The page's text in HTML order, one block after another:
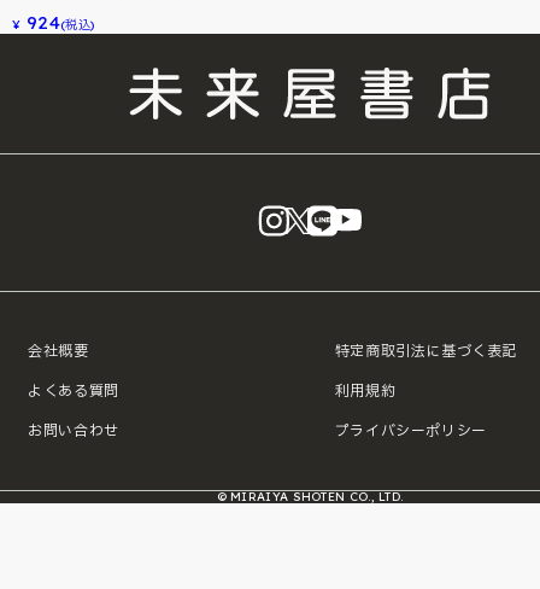
¥ 924(税込)
instagram
X LINE
会社概要
よくある質問
お問い合わせ
特定商取引法に基づく表記
利用規約
プライバシーポリシー
© MIRAIYA SHOTEN CO., LTD.